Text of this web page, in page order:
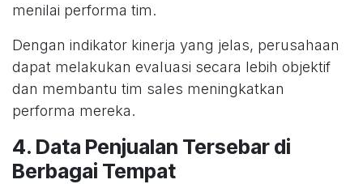
menilai performa tim.
Dengan indikator kinerja yang jelas, perusahaan
dapat melakukan evaluasi secara lebih objektif
dan membantu tim sales meningkatkan
performa mereka.
4. Data Penjualan Tersebar di
Berbagai Tempat